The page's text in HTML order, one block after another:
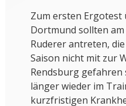
Zum ersten Ergotest
Dortmund sollten
Ruderer antreten,
Saison nicht mit zur
Rendsburg gefahren
länger wieder im
kurzfristigen